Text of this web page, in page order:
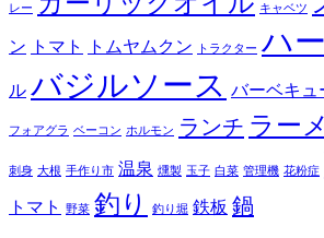
レー キャベツ
ン トマト トムヤムクン トラクター ハ
ル バジルソース バーベキュ
フォアグラ ベーコン ホルモン ランチ ラー
刺身 大根 手作り市 温泉 燻製 玉子 白菜 管理機 花粉症
トマト 野菜 釣り 釣り堀 鉄板 鍋